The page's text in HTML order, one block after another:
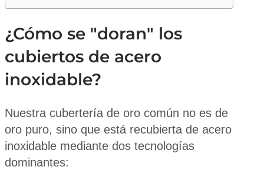
¿Cómo se "doran" los
cubiertos de acero
inoxidable?
Nuestra cubertería de oro común no es de
oro puro, sino que está recubierta de acero
inoxidable mediante dos tecnologías
dominantes: